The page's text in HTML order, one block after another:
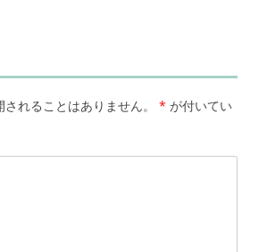
れることはありません。 * が付いてい